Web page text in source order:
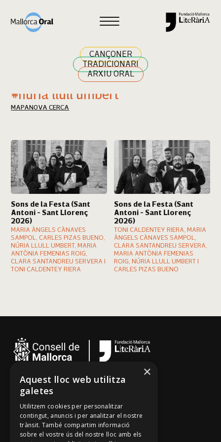
CANÇONER
TRADICIONARI
ARXIU ORAL
Cercar
Resultats cerca
#núria llull umbert
MAPA NOVA CERCA
Sons de la Festa (Sant
Antoni - Sant Llorenç
2026)
MARIA ÀNGELS CÀNAVES
SAMPOL, CARLES PIZAS BUENO,
NÚRIA LLULL UMBERT, MARIA
ANTÒNIA FEMENIAS ROIG,
CLARA SANTANDREU SERVERA I
TONI CALDENTEY RIERA
Sons de la Festa (Sant
Antoni - Sant Llorenç
2026)
TONI CALDENTEY RIERA, MARIA
ÀNGELS CÀNAVES SAMPOL,
CLARA SANTANDREU SERVERA,
MARIA ANTÒNIA FEMENIAS
ROIG, NÚRIA LLULL UMBERT I
CARLES PIZAS BUENO
Cançoner
Tradicionari
Arxiu Oral
Contacte
×
Aquest lloc web utilitza
galetes
Utilitzem cookies per personalitzar
contingut, anuncis i per analitzar el nostre
trànsit. També compartim informació
sobre el vostre ús del nostre lloc amb els